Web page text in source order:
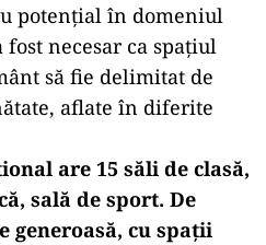
potenţial în domeniul
necesar ca spaţiul
să fie delimitat de
aflate în diferite
are 15 săli de clasă,
sală de sport. De
generoasă, cu spaţii